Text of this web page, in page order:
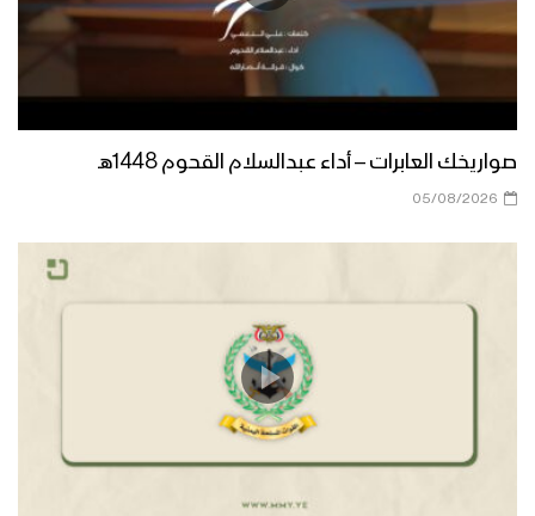
صواريخك العابرات – أداء عبدالسلام القحوم 1448هـ
05/08/2026